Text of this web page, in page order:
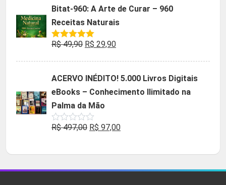
era:
R$ 85,90.
é:
R$ 9,90.
Bitat-960: A Arte de Curar – 960
Receitas Naturais
Avaliação
R$49,90 O
era:
R$ 49,90.
R$ 29,90O
é:
R$ 29,90.
ACERVO INÉDITO! 5.000 Livros Digitais
eBooks – Conhecimento Ilimitado na
Palma da Mão
Avaliação
5
R$497,00 O
original
era:
R$ 97,00O
atual
é: